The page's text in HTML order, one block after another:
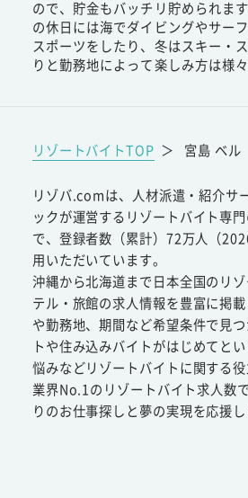
ので、貯金もバッチリ貯められま
の休日には海でダイビングやサー
スポーツをしたり、冬はスキー・
りと勤務地によって楽しみ方は様々
リゾートバイトTOP ＞ 宮島 ベル
リゾバ.comは、人材派遣・紹介サ
ックが運営するリゾートバイト専
で、登録者数（累計）72万人（
用いただいています。
沖縄から北海道まで日本全国のリ
テル・旅館の求人情報を豊富に掲
や勤務地、期間など希望条件で見
トや住み込みバイトがはじめてと
悩みなどリゾートバイトに関する役
業界No.1のリゾートバイト求人数
りのお仕事探しと夢の実現を応援し